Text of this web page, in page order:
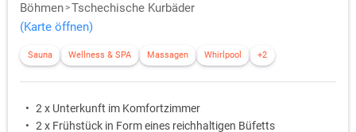
Böhmen Tschechische Kurbäder
(Karte öffnen)
Sauna Wellness & SPA Massagen Whirlpool +2
2 x Unterkunft im Komfortzimmer
2 x Frühstück in Form eines reichhaltigen Büfetts